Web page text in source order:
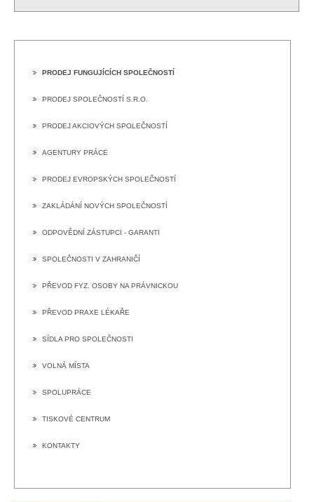
PRODEJ FUNGUJÍCÍCH SPOLEČNOSTÍ
PRODEJ SPOLEČNOSTÍ S.R.O.
PRODEJ AKCIOVÝCH SPOLEČNOSTÍ
AGENTURY PRÁCE
PRODEJ EVROPSKÝCH SPOLEČNOSTÍ
ZAKLÁDÁNÍ NOVÝCH SPOLEČNOSTÍ
ODPOVĚDNÍ ZÁSTUPCI - GARANTI
SPOLEČNOSTI V ZAHRANIČÍ
PŘEVOD FYZ. OSOBY NA PRÁVNICKOU
PŘEVOD PRAXE LÉKAŘE
SÍDLA PRO SPOLEČNOSTI
VOLNÁ MÍSTA
SPOLUPRÁCE
TISKOVÉ CENTRUM
KONTAKTY